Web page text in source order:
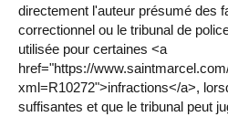
directement l'auteur présumé des
correctionnel ou le tribunal de
utilisée pour certaines <a
href="https://
xml=R10272">infractions</a>,
suffisantes et que le tribunal peut